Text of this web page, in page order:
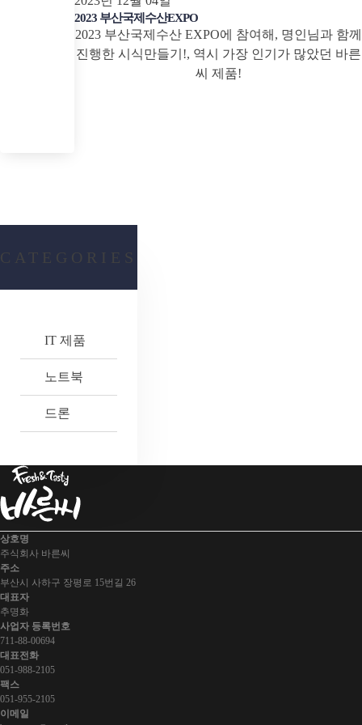
2023 부산국제수산EXPO
2023 부산국제수산 EXPO에 참여해, 명인님과 함께
진행한 시식만들기!, 역시 가장 인기가 많았던 바른
씨 제품!
CATEGORIES
IT 제품
노트북
드론
상호명
주식회사 바른씨
주소
부산시 사하구 장평로 15번길 26
대표자
추명화
사업자 등록번호
711-88-00694
대표전화
051-988-2105
팩스
051-955-2105
이메일